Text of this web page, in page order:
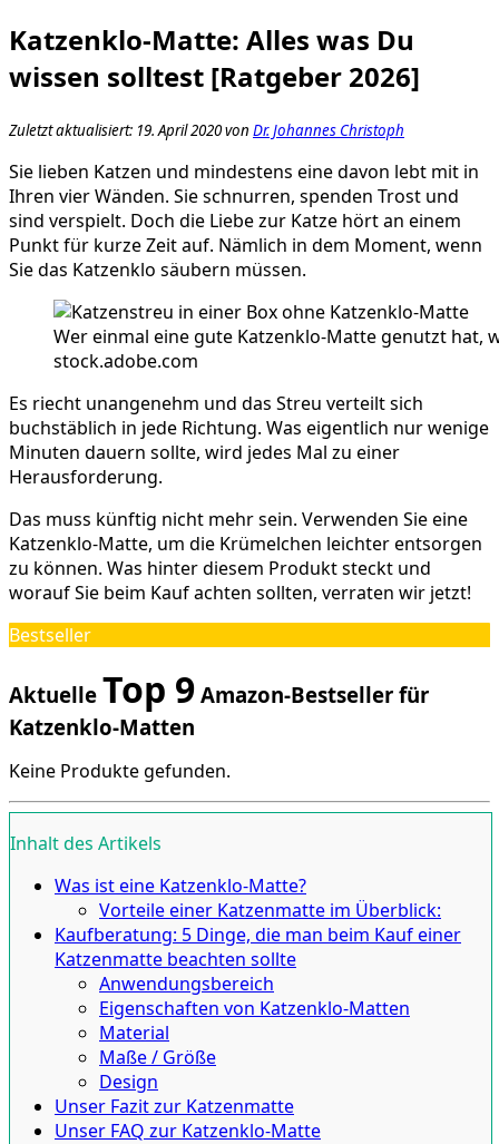
Katzenklo-Matte: Alles was Du
wissen solltest [Ratgeber 2026]
Zuletzt aktualisiert: 19. April 2020 von Dr. Johannes Christoph
Sie lieben Katzen und mindestens eine davon lebt mit in
Ihren vier Wänden. Sie schnurren, spenden Trost und
sind verspielt. Doch die Liebe zur Katze hört an einem
Punkt für kurze Zeit auf. Nämlich in dem Moment, wenn
Sie das Katzenklo säubern müssen.
Wer einmal eine gute Katzenklo-Matte genutzt
stock.adobe.com
Es riecht unangenehm und das Streu verteilt sich
buchstäblich in jede Richtung. Was eigentlich nur wenige
Minuten dauern sollte, wird jedes Mal zu einer
Herausforderung.
Das muss künftig nicht mehr sein. Verwenden Sie eine
Katzenklo-Matte, um die Krümelchen leichter entsorgen
zu können. Was hinter diesem Produkt steckt und
worauf Sie beim Kauf achten sollten, verraten wir jetzt!
Bestseller
Aktuelle Top 9 Amazon-Bestseller für
Katzenklo-Matten
Keine Produkte gefunden.
Inhalt des Artikels
Was ist eine Katzenklo-Matte?
Vorteile einer Katzenmatte im Überblick:
Kaufberatung: 5 Dinge, die man beim Kauf einer
Katzenmatte beachten sollte
Anwendungsbereich
Eigenschaften von Katzenklo-Matten
Material
Maße / Größe
Design
Unser Fazit zur Katzenmatte
Unser FAQ zur Katzenklo-Matte